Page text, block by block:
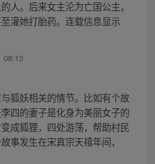
人。后来女主沦为亡国公主，
灌她打胎药。连载信息显示
08:13
狐妖相关的情节。比如有个故
四的妻子是化身为美丽女子的
成狐狸，四处游荡，帮助村民
事发生在宋真宗天禧年间，